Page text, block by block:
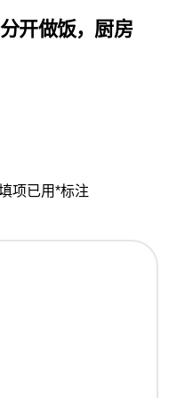
开做饭，厨房
项已用*标注